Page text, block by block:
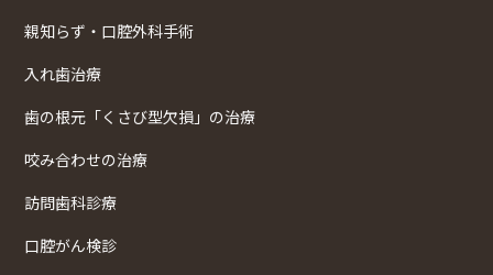
親知らず・口腔外科手術
入れ歯治療
歯の根元「くさび型欠損」の治療
咬み合わせの治療
訪問歯科診療
口腔がん検診